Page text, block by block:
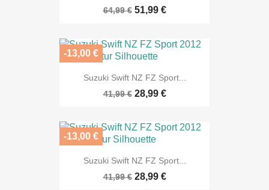
64,99 € 51,99 €
Suzuki Swift NZ FZ Sport...
41,99 € 28,99 €
-13,00 €
Suzuki Swift NZ FZ Sport...
41,99 € 28,99 €
-13,00 €